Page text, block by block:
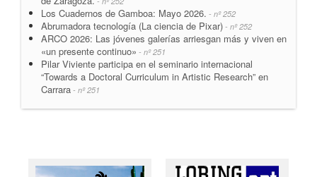
Los Cuadernos de Gamboa: Mayo 2026. - nº 252
Abrumadora tecnología (La ciencia de Pixar) - nº 252
ARCO 2026: Las jóvenes galerías arriesgan más y viven en
«un presente continuo» - nº 251
Pilar Viviente participa en el seminario internacional
“Towards a Doctoral Curriculum in Artistic Research” en
Carrara - nº 251